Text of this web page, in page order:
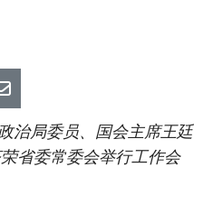
治局委员、国会主席王廷
省委常委会举行工作会